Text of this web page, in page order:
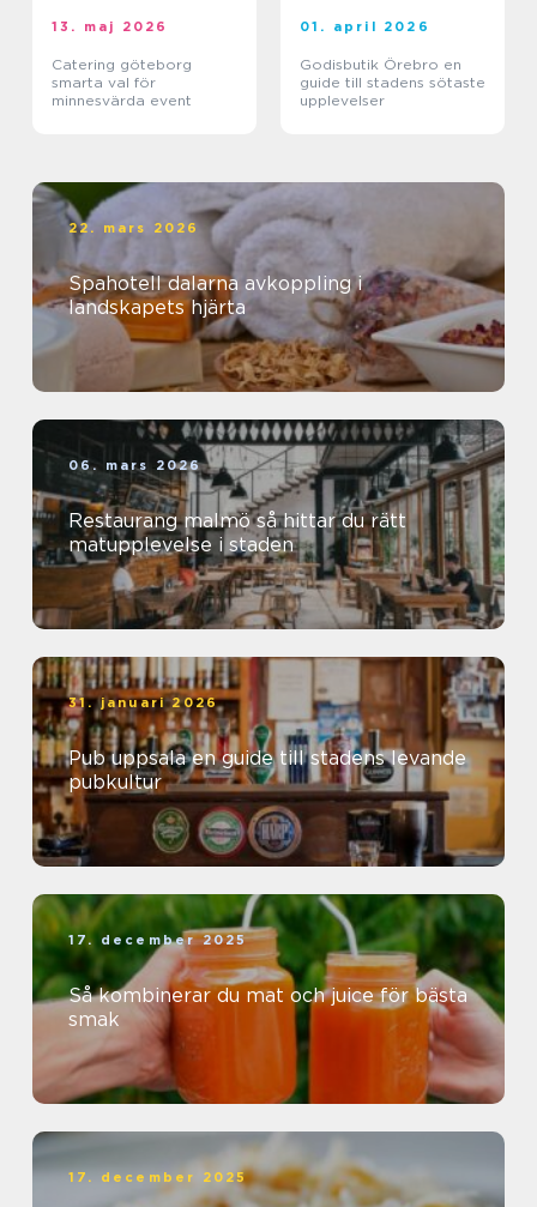
13. maj 2026
Catering göteborg
smarta val för
minnesvärda event
01. april 2026
Godisbutik Örebro en
guide till stadens sötaste
upplevelser
22. mars 2026
Spahotell dalarna avkoppling i
landskapets hjärta
06. mars 2026
Restaurang malmö så hittar du rätt
matupplevelse i staden
31. januari 2026
Pub uppsala en guide till stadens levande
pubkultur
17. december 2025
Så kombinerar du mat och juice för bästa
smak
17. december 2025